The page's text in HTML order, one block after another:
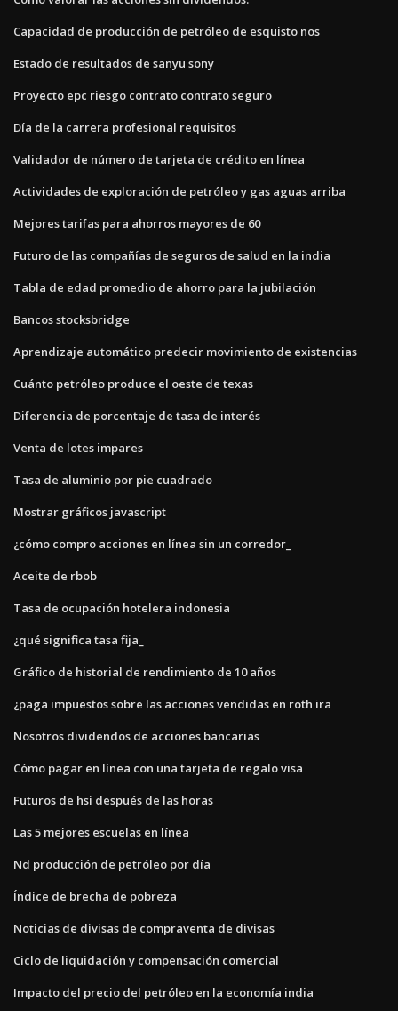
Capacidad de producción de petróleo de esquisto nos
Estado de resultados de sanyu sony
Proyecto epc riesgo contrato contrato seguro
Día de la carrera profesional requisitos
Validador de número de tarjeta de crédito en línea
Actividades de exploración de petróleo y gas aguas arriba
Mejores tarifas para ahorros mayores de 60
Futuro de las compañías de seguros de salud en la india
Tabla de edad promedio de ahorro para la jubilación
Bancos stocksbridge
Aprendizaje automático predecir movimiento de existencias
Cuánto petróleo produce el oeste de texas
Diferencia de porcentaje de tasa de interés
Venta de lotes impares
Tasa de aluminio por pie cuadrado
Mostrar gráficos javascript
¿cómo compro acciones en línea sin un corredor_
Aceite de rbob
Tasa de ocupación hotelera indonesia
¿qué significa tasa fija_
Gráfico de historial de rendimiento de 10 años
¿paga impuestos sobre las acciones vendidas en roth ira
Nosotros dividendos de acciones bancarias
Cómo pagar en línea con una tarjeta de regalo visa
Futuros de hsi después de las horas
Las 5 mejores escuelas en línea
Nd producción de petróleo por día
Índice de brecha de pobreza
Noticias de divisas de compraventa de divisas
Ciclo de liquidación y compensación comercial
Impacto del precio del petróleo en la economía india